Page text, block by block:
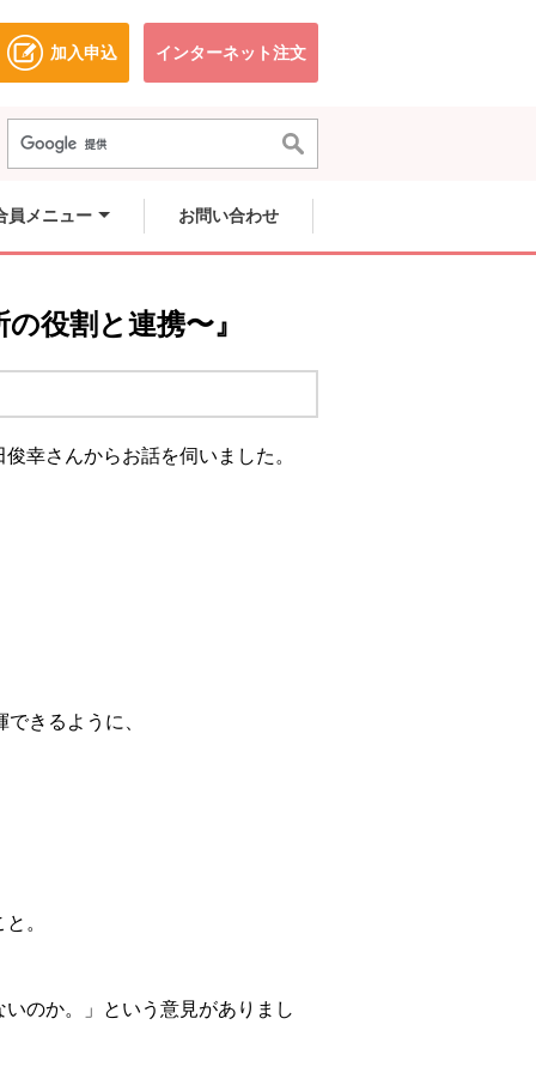
ウで開きます。
加入申込
別のウィンドウで開きます。
インターネット注文別のウィンドウで開きます。
員メニュー お問い合わせ
役割と連携〜』
幸さんからお話を伺いました。
きるように、
。
のか。」という意見がありまし